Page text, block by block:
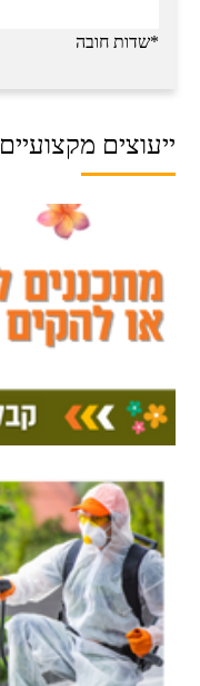
*שדות חובה
ייעוצים מקצועיים